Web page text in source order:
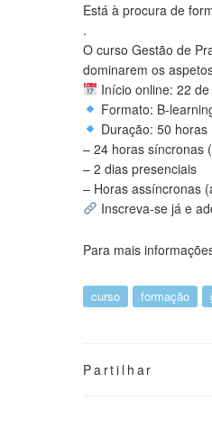
Está à procura de
.
O curso Gestão de
dominarem os
Início online: 22
Formato: B-
Duração: 50 horas
– 24 horas síncronas
– 2 dias presenciais
– Horas assíncronas
Inscreva-se já e
Para mais
curso formação
Partilhar